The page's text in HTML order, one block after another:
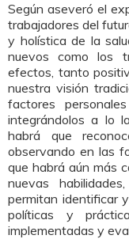
Según aseveró el
trabajadores del
y holística de la
nuevos como los
efectos, tanto
nuestra visión
factores
integrándolos a lo
habrá que
observando en las
que habrá aún más
nuevas
permitan identificar
políticas y
implementadas y